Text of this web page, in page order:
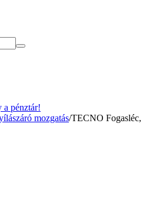
a pénztár!
mozgatás/TECNO Fogasléc,